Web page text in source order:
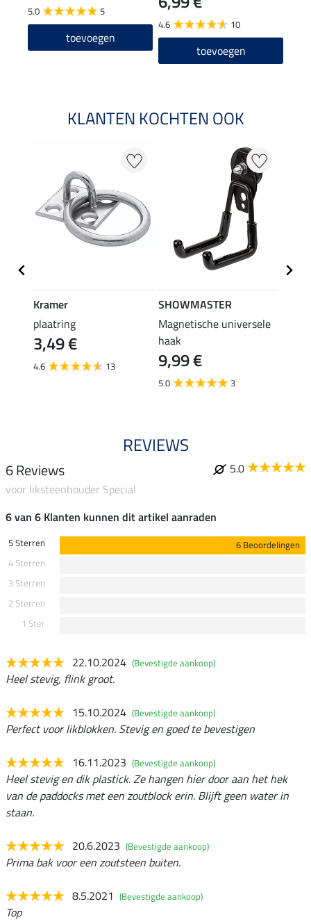
5.0 5
toevoegen
4.6 10
toevoegen
KLANTEN KOCHTEN OOK
Kramer
plaatring
3,49 €
4.6 13
SHOWMASTER
Magnetische universele
haak
9,99 €
5.0 3
REVIEWS
6 Reviews
5.0
voor liksteenhouder Special
6 van 6 Klanten kunnen dit artikel aanraden
5 Sterren
6 Beoordelingen
4 Sterren
3 Sterren
2 Sterren
1 Ster
22.10.2024 (Bevestigde aankoop)
Heel stevig, flink groot.
15.10.2024 (Bevestigde aankoop)
Perfect voor likblokken. Stevig en goed te bevestigen
16.11.2023 (Bevestigde aankoop)
Heel stevig en dik plastick. Ze hangen hier door aan het hek
van de paddocks met een zoutblock erin. Blijft geen water in
staan.
20.6.2023 (Bevestigde aankoop)
Prima bak voor een zoutsteen buiten.
8.5.2021 (Bevestigde aankoop)
Top